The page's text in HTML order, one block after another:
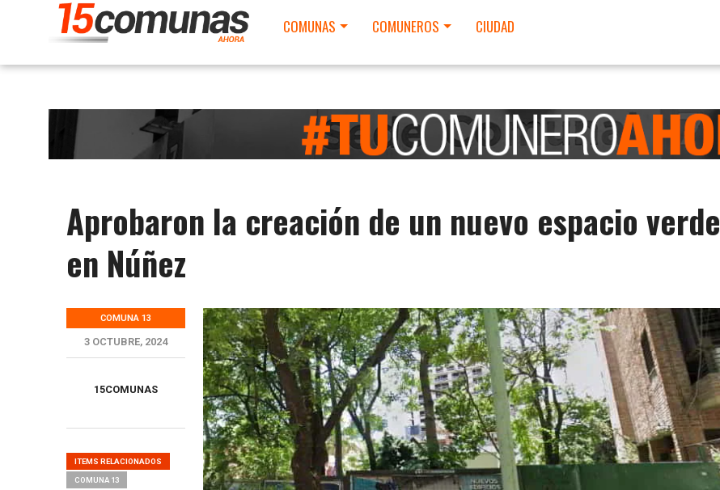
COMUNAS COMUNEROS CIUDAD
Aprobaron la creación de un nuevo espacio verde
en Núñez
COMUNA 13
3 OCTUBRE, 2024
15COMUNAS
ITEMS RELACIONADOS
COMUNA 13